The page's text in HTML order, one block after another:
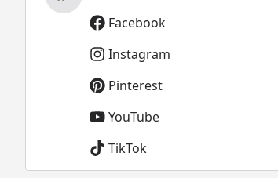
Facebook
Instagram
Pinterest
YouTube
TikTok